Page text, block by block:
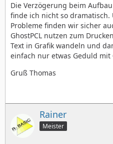
Die Verzögerung beim
finde ich nicht so
Probleme finden wir sicher
GhostPCL nutzen zum
Text in Grafik wandeln und
einfach nur etwas Geduld mit
Gruß Thomas
Rainer
Meister